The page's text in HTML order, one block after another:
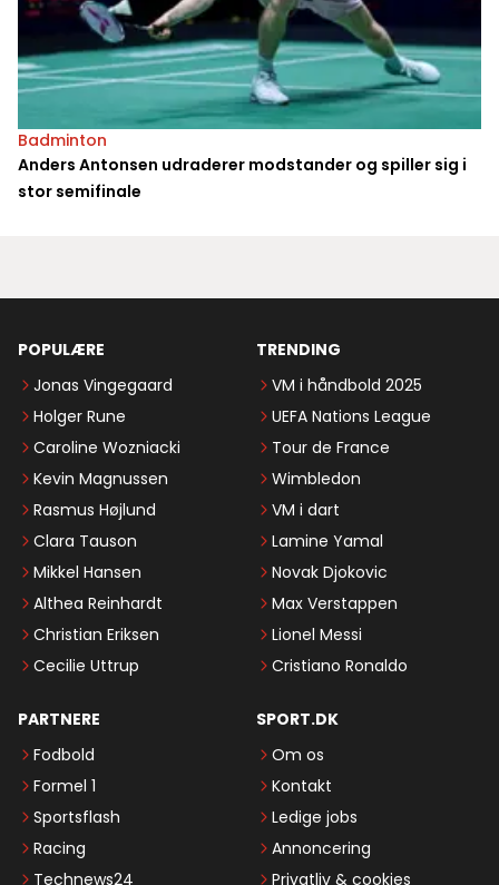
Badminton
Anders Antonsen udraderer modstander og spiller sig i
stor semifinale
POPULÆRE
Jonas Vingegaard
Holger Rune
Caroline Wozniacki
Kevin Magnussen
Rasmus Højlund
Clara Tauson
Mikkel Hansen
Althea Reinhardt
Christian Eriksen
Cecilie Uttrup
TRENDING
VM i håndbold 2025
UEFA Nations League
Tour de France
Wimbledon
VM i dart
Lamine Yamal
Novak Djokovic
Max Verstappen
Lionel Messi
Cristiano Ronaldo
PARTNERE
Fodbold
Formel 1
Sportsflash
Racing
Technews24
SPORT.DK
Om os
Kontakt
Ledige jobs
Annoncering
Privatliv & cookies